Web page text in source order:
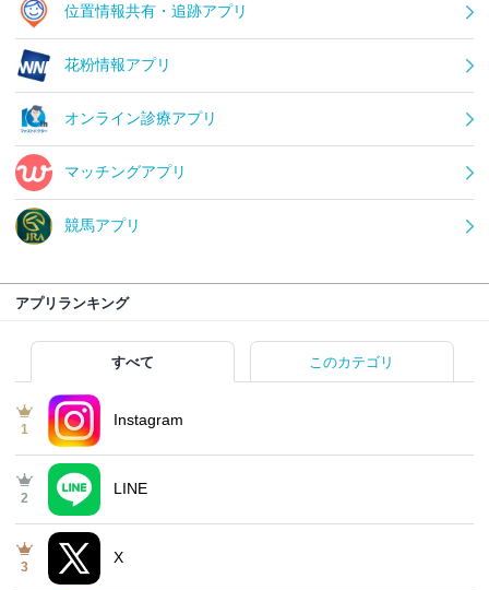
位置情報共有・追跡アプリ
花粉情報アプリ
オンライン診療アプリ
マッチングアプリ
競馬アプリ
アプリランキング
すべて このカテゴリ
1
Instagram
2
LINE
3
X